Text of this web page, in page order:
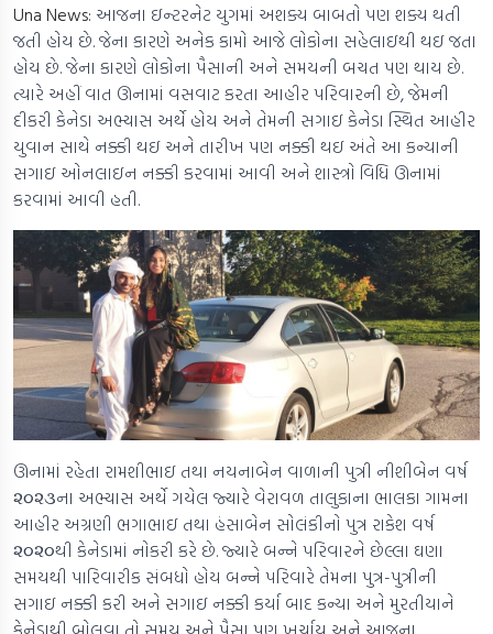
Una News: આજના ઇન્ટરનેટ યુગમાં અશક્ય બાબતો પણ શક્ય થતી
જતી હોય છે. જેના કારણે અનેક કામો આજે લોકોના સહેલાઇથી થઇ જતા
હોય છે. જેના કારણે લોકોના પૈસાની અને સમયની બચત પણ થાય છે.
ત્યારે અહીં વાત ઊનામાં વસવાટ કરતા આહીર પરિવારની છે, જેમની
દીકરી કેનેડા અભ્યાસ અર્થે હોય અને તેમની સગાઇ કેનેડા સ્થિત આહીર
યુવાન સાથે નક્કી થઇ અને તારીખ પણ નક્કી થઇ અંતે આ કન્યાની
સગાઇ ઓનલાઇન નક્કી કરવામાં આવી અને શાસ્ત્રો વિધિ ઊનામાં
કરવામાં આવી હતી.
ઊનામાં રહેતા રામશીભાઇ તથા નયનાબેન વાળાની પુત્રી નીશીબેન વર્ષ
૨૦૨૩ના અભ્યાસ અર્થે ગયેલ જ્યારે વેરાવળ તાલુકાના ભાલકા ગામના
આહીર અગ્રણી ભગાભાઇ તથા હંસાબેન સોલંકીનો પુત્ર રાકેશ વર્ષ
૨૦૨૦થી કેનેડામાં નોકરી કરે છે. જ્યારે બન્ને પરિવારને છેલ્લા ઘણા
સમયથી પારિવારીક સંબધો હોય બન્ને પરિવારે તેમના પુત્ર-પુત્રીની
સગાઇ નક્કી કરી અને સગાઇ નક્કી કર્યા બાદ કન્યા અને મુરતીયાને